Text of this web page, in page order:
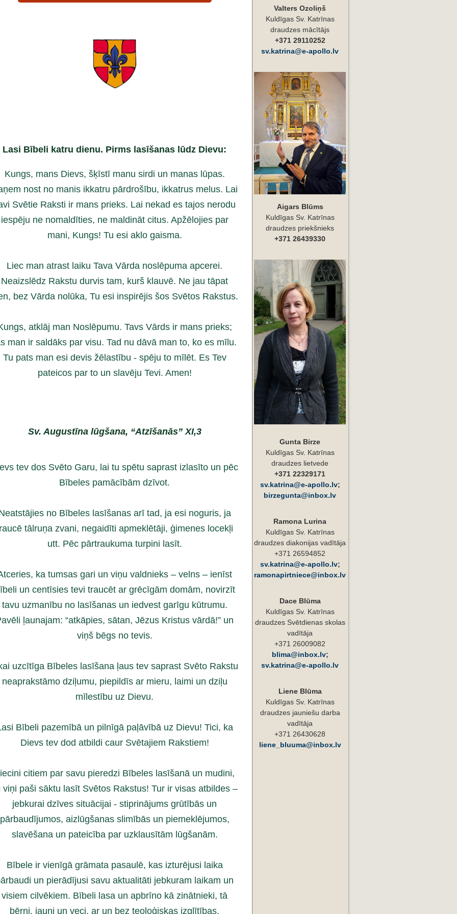
Lasi Bībeli katru dienu. Pirms lasīšanas lūdz Dievu:
Kungs, mans Dievs, šķīstī manu sirdi un manas lūpas.
nost no manis ikkatru pārdrošību, ikkatrus melus. Lai
Svētie Raksti ir mans prieks. Lai nekad es tajos nerodu
iespēju ne nomaldīties, ne maldināt citus. Apžēlojies par
mani, Kungs! Tu esi aklo gaisma.
Liec man atrast laiku Tava Vārda noslēpuma apcerei.
Neaizslēdz Rakstu durvis tam, kurš klauvē. Ne jau tāpat
bez Vārda nolūka, Tu esi inspirējis šos Svētos Rakstus.
atklāj man Noslēpumu. Tavs Vārds ir mans prieks;
man ir saldāks par visu. Tad nu dāvā man to, ko es mīlu.
Tu pats man esi devis žēlastību - spēju to mīlēt. Es Tev
pateicos par to un slavēju Tevi. Amen!
Sv. Augustīna lūgšana, “Atzīšanās” XI,3
tev dos Svēto Garu, lai tu spētu saprast izlasīto un pēc
Bībeles pamācībām dzīvot.
no Bībeles lasīšanas arī tad, ja esi noguris, ja
tālruņa zvani, negaidīti apmeklētāji, ģimenes locekļi
utt. Pēc pārtraukuma turpini lasīt.
ka tumsas gari un viņu valdnieks – velns – ienīst
un centīsies tevi traucēt ar grēcīgām domām, novirzīt
tavu uzmanību no lasīšanas un iedvest garīgu kūtrumu.
ļaunajam: “atkāpies, sātan, Jēzus Kristus vārdā!” un
viņš bēgs no tevis.
uzcītīga Bībeles lasīšana ļaus tev saprast Svēto Rakstu
neaprakstāmo dziļumu, piepildīs ar mieru, laimi un dziļu
mīlestību uz Dievu.
Bībeli pazemībā un pilnīgā paļāvībā uz Dievu! Tici, ka
Dievs tev dod atbildi caur Svētajiem Rakstiem!
citiem par savu pieredzi Bībeles lasīšanā un mudini,
viņi paši sāktu lasīt Svētos Rakstus! Tur ir visas atbildes –
jebkurai dzīves situācijai - stiprinājums grūtībās un
pārbaudījumos, aizlūgšanas slimībās un piemeklējumos,
slavēšana un pateicība par uzklausītām lūgšanām.
Bībele ir vienīgā grāmata pasaulē, kas izturējusi laika
un pierādījusi savu aktualitāti jebkuram laikam un
visiem cilvēkiem. Bībeli lasa un apbrīno kā zinātnieki, tā
bērni, jauni un veci, ar un bez teoloģiskas izglītības.
Valters Ozoliņš
Kuldīgas Sv. Katrīnas
draudzes mācītājs
+371 29110252
sv.katrina@e-apollo.lv
Aigars Blūms
Kuldīgas Sv. Katrīnas
draudzes priekšnieks
+371 26439330
Gunta Birze
Kuldīgas Sv. Katrīnas
draudzes lietvede
+371 22329171
sv.katrina@e-apollo.lv;
birzegunta@inbox.lv
Ramona Lurina
Kuldīgas Sv. Katrīnas
draudzes diakonijas vadītāja
+371 26594852
sv.katrina@e-apollo.lv;
ramonapirtniece@inbox.lv
Dace Blūma
Kuldīgas Sv. Katrīnas
draudzes Svētdienas skolas
vadītāja
+371 26009082
blima@inbox.lv;
sv.katrina@e-apollo.lv
Liene Blūma
Kuldīgas Sv. Katrīnas
draudzes jauniešu darba
vadītāja
+371 26430628
liene_bluuma@inbox.lv